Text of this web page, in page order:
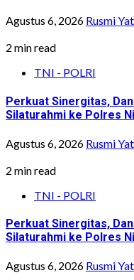
Agustus 6, 2026 Rusmi
2 min read
TNI - POLRI
Perkuat Sinergitas,
Silaturahmi ke Polres
Agustus 6, 2026 Rusmi
2 min read
TNI - POLRI
Perkuat Sinergitas,
Silaturahmi ke Polres
Agustus 6, 2026 Rusmi